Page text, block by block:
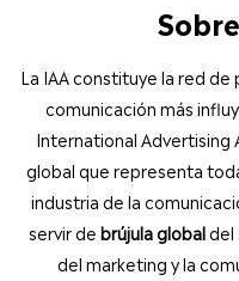
La IAA constituye la red
comunicación más
International Advertising
global que representa
industria de la
servir de brújula globaldel
del marketing y la